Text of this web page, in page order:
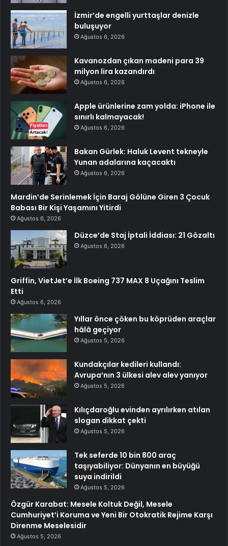
İzmir’de engelli yurttaşlar denizle
buluşuyor
Ağustos 6, 2026
Kavanozdan çıkan madeni para 39
milyon lira kazandırdı
Ağustos 6, 2026
Apple ürünlerine zam yolda: iPhone ile
sınırlı kalmayacak!
Ağustos 6, 2026
Bakan Gürlek: Haluk Levent tekneyle
Yunan adalarına kaçacaktı
Ağustos 6, 2026
Mardin’de Serinlemek İçin Baraj Gölüne Giren 3 Çocuk
Babası Bir Kişi Yaşamını Yitirdi
Ağustos 6, 2026
Düzce’de Staj İptali İddiası: 21 Gözaltı
Ağustos 6, 2026
Griffin, VietJet’e İlk Boeing 737 MAX 8 Uçağını Teslim
Etti
Ağustos 6, 2026
Yıllar önce çöken bu köprüden araçlar
hâlâ geçiyor
Ağustos 5, 2026
Kundakçılar kedileri kullandı:
Avrupa’nın 3 ülkesi alev alev yanıyor
Ağustos 5, 2026
Kılıçdaroğlu evinden ayrılırken atılan
slogan dikkat çekti
Ağustos 5, 2026
Tek seferde 10 bin 800 araç
taşıyabiliyor: Dünyanın en büyüğü
suya indirildi
Ağustos 5, 2026
Özgür Karabat: Mesele Koltuk Değil, Mesele
Cumhuriyet’i Koruma ve Yeni Bir Otokratik Rejime Karşı
Direnme Meselesidir
Ağustos 5, 2026